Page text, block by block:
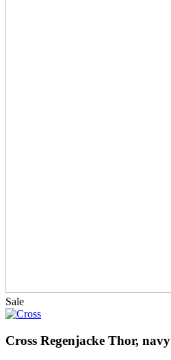
Sale
Cross Regenjacke Thor, navy